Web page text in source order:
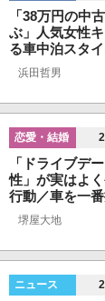
「38万円の中
ぶ」人気女性
る車中泊スタ
浜田哲男
恋愛・結婚
「ドライブデ
性」が実はよ
行動／車を一
堺屋大地
ニュース